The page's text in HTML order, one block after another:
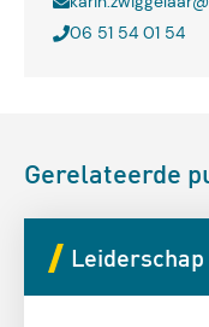
06 51 54 01 54
Gerelateerde